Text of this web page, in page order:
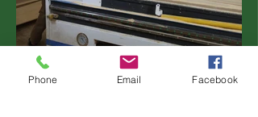
Phone Email Facebook